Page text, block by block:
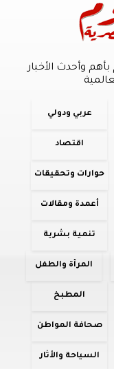
بأهم وأحدث الأخبار
عربي ودولي
اقتصاد
حوارات وتحقيقات
أعمدة ومقالات
تنمية بشرية
المرأة والطفل
المطبخ
صحافة المواطن
السياحة والأثار